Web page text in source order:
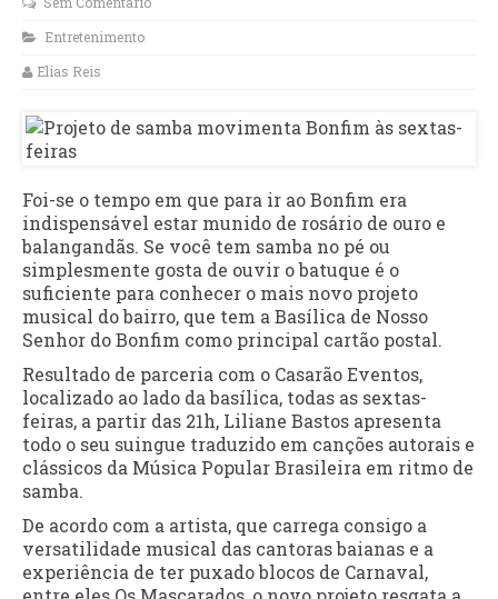
Entretenimento
Elias Reis
Foi-se o tempo em que para ir ao Bonfim era
indispensável estar munido de rosário de ouro e
balangandãs. Se você tem samba no pé ou
simplesmente gosta de ouvir o batuque é o
suficiente para conhecer o mais novo projeto
musical do bairro, que tem a Basílica de Nosso
Senhor do Bonfim como principal cartão postal.
Resultado de parceria com o Casarão Eventos,
localizado ao lado da basílica, todas as sextas-
feiras, a partir das 21h, Liliane Bastos apresenta
todo o seu suingue traduzido em canções autorais e
clássicos da Música Popular Brasileira em ritmo de
samba.
De acordo com a artista, que carrega consigo a
versatilidade musical das cantoras baianas e a
experiência de ter puxado blocos de Carnaval,